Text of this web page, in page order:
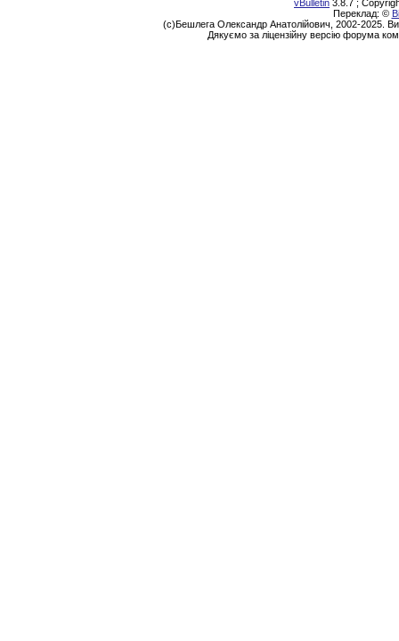
vBulletin 3.8.7 ;
Переклад: ©
(с)Бешлега Олександр Анатолійович, 2002-2025.
Дякуємо за ліцензійну версію форума